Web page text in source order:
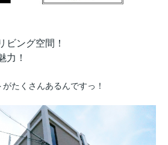
ング空間！
！
たくさんあるんですっ！